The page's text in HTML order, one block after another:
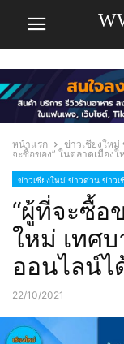
หน้าแรก ข่าวเชียงให
จะซื้อของ” ในตลาดเมือง
ข่าวเชียงใหม่ ข่าวด่วน ข่าว
“ผู้ที่จะซื้อ
ใหม่ เทศ
ออนไลน์ไ
22/10/2021